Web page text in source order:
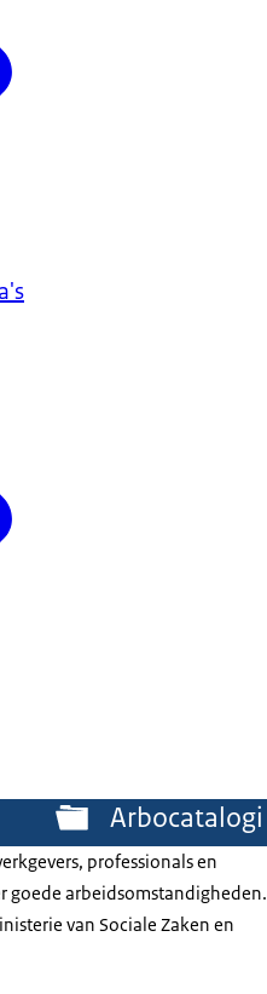
Arbocatalogi
professionals en
goede arbeidsomstandigheden.
van Sociale Zaken en